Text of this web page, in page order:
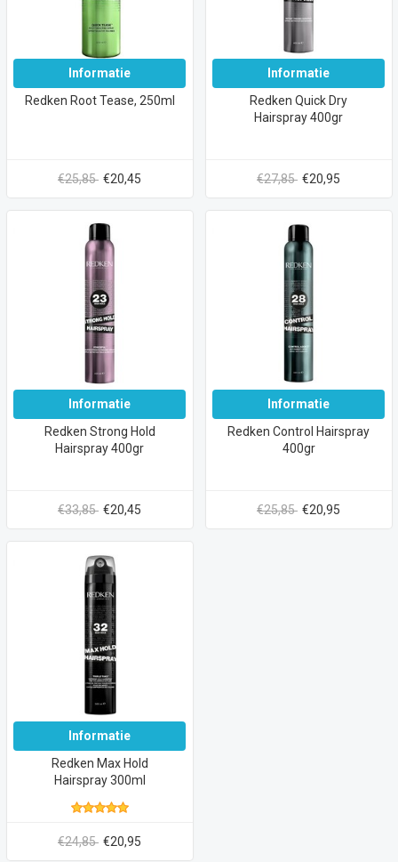
Informatie
Redken Root Tease, 250ml
€25,85 €20,45
Informatie
Redken Quick Dry
Hairspray 400gr
€27,85 €20,95
Informatie
Redken Strong Hold
Hairspray 400gr
€33,85 €20,45
Informatie
Redken Control Hairspray
400gr
€25,85 €20,95
Informatie
Redken Max Hold
Hairspray 300ml
€24,85 €20,95